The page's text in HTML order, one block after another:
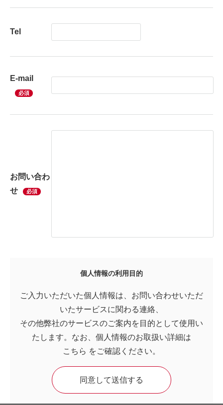
Tel
E-mail
必須
お問い合わ
せ
必須
個人情報の利用目的
ご入力いただいた個人情報は、お問い合わせいただ
いたサービスに関わる連絡、
その他弊社のサービスのご案内を目的として使用い
たします。なお、個人情報のお取扱い詳細は
こちら をご確認ください。